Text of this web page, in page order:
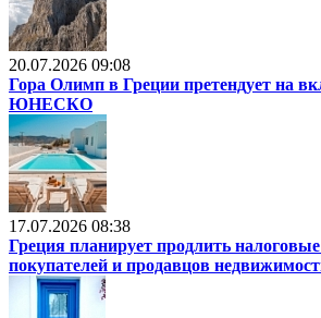
20.07.2026 09:08
Гора Олимп в Греции претендует на
ЮНЕСКО
17.07.2026 08:38
Греция планирует продлить
покупателей и продавцов